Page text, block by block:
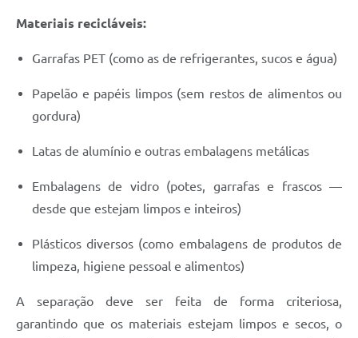
Materiais recicláveis:
Garrafas PET (como as de refrigerantes, sucos e água)
Papelão e papéis limpos (sem restos de alimentos ou
gordura)
Latas de alumínio e outras embalagens metálicas
Embalagens de vidro (potes, garrafas e frascos —
desde que estejam limpos e inteiros)
Plásticos diversos (como embalagens de produtos de
limpeza, higiene pessoal e alimentos)
A separação deve ser feita de forma criteriosa,
garantindo que os materiais estejam limpos e secos, o